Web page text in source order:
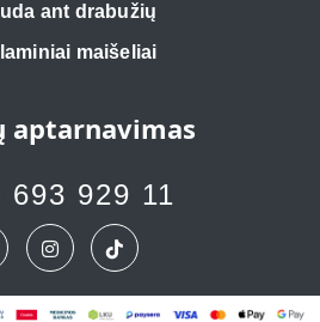
ant drabužių
maišeliai
aptarnavimas
693 929 11